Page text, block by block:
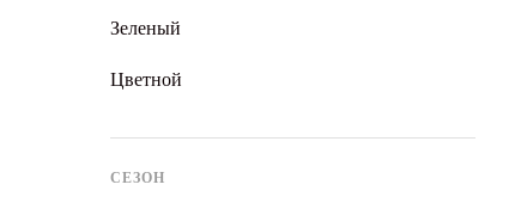
Зеленый
Цветной
СЕЗОН